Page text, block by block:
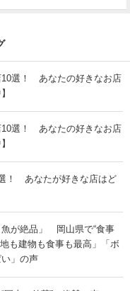
10選！ あなたの好きなお店
10選！ あなたの好きなお店
！ あなたが好きな店はど
魚が絶品」 岡山県で“食事
も建物も食事も最高」「ボ
」の声